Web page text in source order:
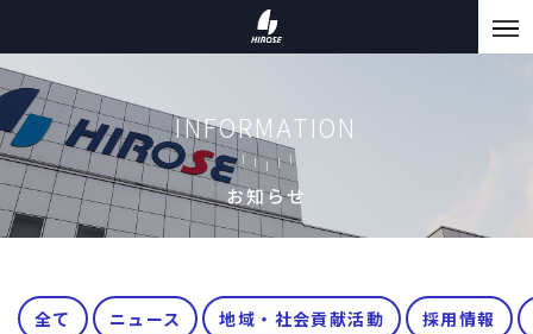
INFORMATION
お知らせ
全て ニュース 地域・社会貢献活動 採用情報